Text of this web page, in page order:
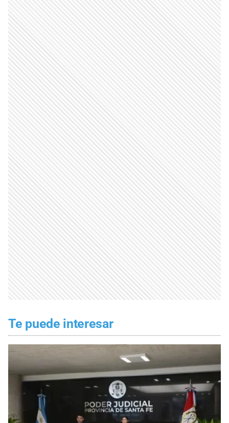
Te puede interesar